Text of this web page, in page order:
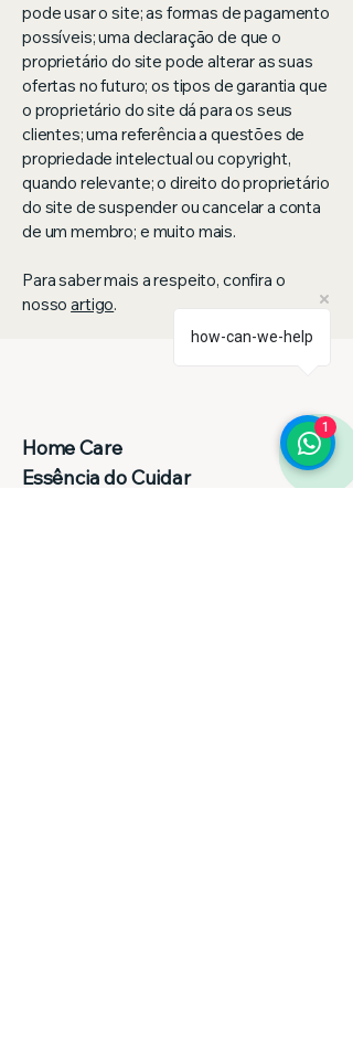
pode usar o site; as formas de pagamento
possíveis; uma declaração de que o
proprietário do site pode alterar as suas
ofertas no futuro; os tipos de garantia que
o proprietário do site dá para os seus
clientes; uma referência a questões de
propriedade intelectual ou copyright,
quando relevante; o direito do proprietário
do site de suspender ou cancelar a conta
de um membro; e muito mais.
Para saber mais a respeito, confira o
nossoartigo.
Home Care
Essência do Cuidar
how-can-we-help
1